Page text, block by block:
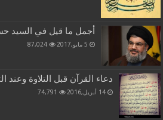
أجمل ما قيل في السيد
5 مايو,2017 87,024
دعاء القرآن قبل التلاوة وعند
14 أبريل,2016 74,791